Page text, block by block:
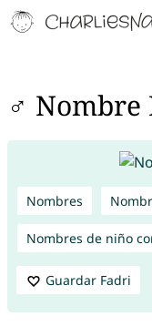
♂ Nombre
Nombres
Nombres de niño
Guardar Fadri